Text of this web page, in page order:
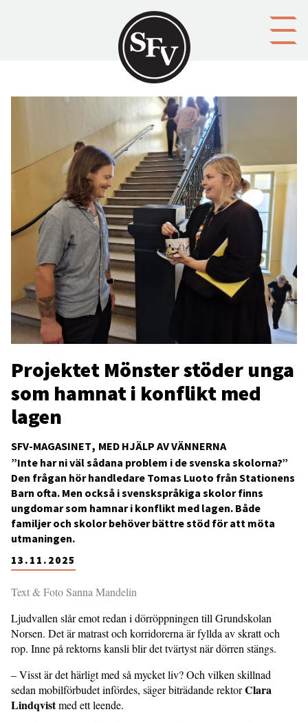
SFV-MAGASINET MED HJÄLP AV VÄNNERNA
Projektet Mönster stöder unga
som hamnat i konflikt med
lagen
13.11.2025
”Inte har ni väl sådana problem i de svenska skolorna?”
Den frågan hör handledare Tomas Luoto från Stationens
Barn ofta. Men också i svenskspråkiga skolor finns
ungdomar som hamnar i konflikt med lagen. Både
familjer och skolor behöver bättre stöd för att möta
utmaningen.
Text & Foto Sanna Mandelin
Ljudvallen slår emot redan i dörröppningen till Grundskolan
Norsen. Det är matrast och korridorerna är fyllda av skratt och
rop. Inne på rektorns kansli blir det tvärtyst när dörren stängs.
– Visst är det härligt med så mycket liv? Och vilken skillnad
sedan mobilförbudet infördes, säger biträdande rektorClara
Lindqvistmed ett leende.